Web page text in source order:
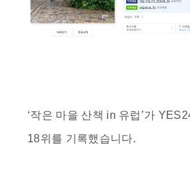
‘작은 마을 산책 in 유럽 ’가
18위 를 기록했습니다.